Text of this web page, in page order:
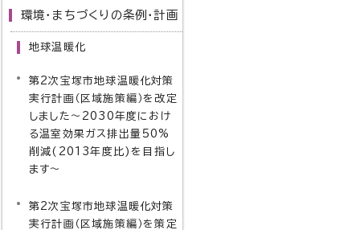
環境・まちづくりの条例・計画
地球温暖化
第2次宝塚市地球温暖化対策
実行計画（区域施策編）を改定
しました～2030年度におけ
る温室効果ガス排出量50%
削減(2013年度比)を目指し
ます～
第2次宝塚市地球温暖化対策
実行計画（区域施策編）を策定